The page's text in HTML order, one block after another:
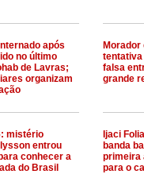
após
no último
de Lavras;
organizam
tentativa
falsa
grande
mistério
entrou
conhecer a
do Brasil
Ijaci
banda
primeira
para o